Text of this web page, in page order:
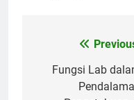
navigation
Fungsi Lab